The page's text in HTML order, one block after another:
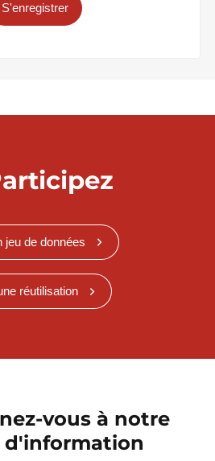
S'enregistrer
jeu de données
réutilisation
vous à notre